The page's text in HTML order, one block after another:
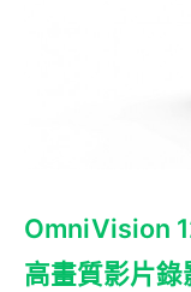
OmniVision
高畫質影片錄